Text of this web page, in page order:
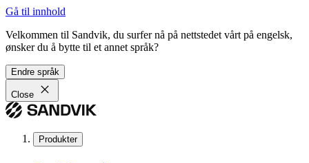
Gå til innhold
Velkommen til Sandvik, du surfer nå på nettstedet vårt på engelsk,
ønsker du å bytte til et annet språk?
Endre språk
Close
Produkter